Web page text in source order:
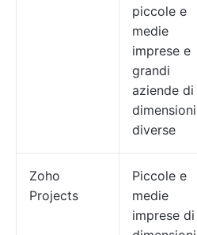
piccole e
medie
imprese e
grandi
aziende di
dimensioni
diverse
Zoho
Projects
Piccole e
medie
imprese di